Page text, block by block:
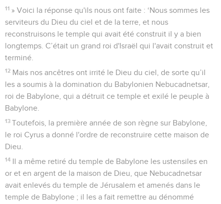
11 » Voici la réponse qu'ils nous ont faite : ‘Nous sommes les
serviteurs du Dieu du ciel et de la terre, et nous
reconstruisons le temple qui avait été construit il y a bien
longtemps. C’était un grand roi d'Israël qui l'avait construit et
terminé.
12 Mais nos ancêtres ont irrité le Dieu du ciel, de sorte qu’il
les a soumis à la domination du Babylonien Nebucadnetsar,
roi de Babylone, qui a détruit ce temple et exilé le peuple à
Babylone.
13 Toutefois, la première année de son règne sur Babylone,
le roi Cyrus a donné l'ordre de reconstruire cette maison de
Dieu.
14 Il a même retiré du temple de Babylone les ustensiles en
or et en argent de la maison de Dieu, que Nebucadnetsar
avait enlevés du temple de Jérusalem et amenés dans le
temple de Babylone ; il les a fait remettre au dénommé